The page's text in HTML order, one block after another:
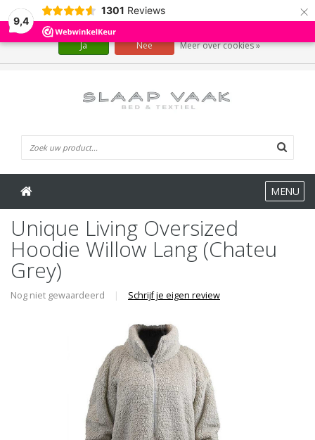
9,4
1301 Reviews ×
MENU
Unique Living Oversized
Hoodie Willow Lang (Chateu
Grey)
Nog niet gewaardeerd | Schrijf je eigen review
Wij slaan cookies op om onze website te verbeteren. Is dat akkoord?
Ja Nee Meer over cookies »